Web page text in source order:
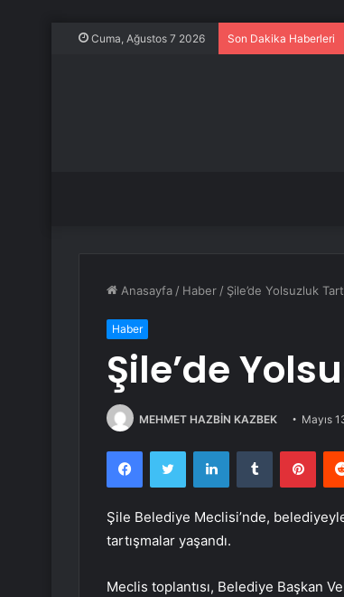
Cuma, Ağustos 7 2026 Son Dakika Haberleri
Anasayfa / Haber / Şile’de Yolsuzluk
Haber
Şile’de
MEHMET HAZBİN KAZBEK Mayıs
FacebookTwitter LinkedInTumblr
Şile Belediye Meclisi’nde,
tartışmalar yaşandı.
Meclis toplantısı, Belediye Başkan